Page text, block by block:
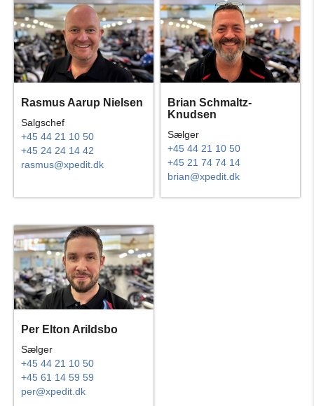
Rasmus Aarup Nielsen
Salgschef
+45 44 21 10 50
+45 24 24 14 42
rasmus@xpedit.dk
Brian Schmaltz-
Knudsen
Sælger
+45 44 21 10 50
+45 21 74 74 14
brian@xpedit.dk
Per Elton Arildsbo
Sælger
+45 44 21 10 50
+45 61 14 59 59
per@xpedit.dk